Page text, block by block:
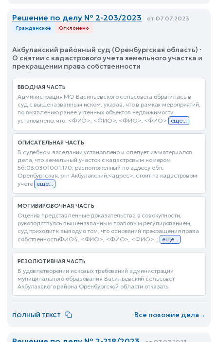
Решение по делу № 2-203/2023 от 07.07.2023
Гражданское Отклонено
Акбулакский районный суд (Оренбургская область) ·
О снятии с кадастрового учета земельного участка и
прекращении права собственности
ВВОДНАЯ ЧАСТЬ
Администрация МО Васильевского сельсовета обратилась в
суд с вышеназванным иском, указав, что в рамках мероприятий,
по выявлению ранее учтенных объектов недвижимости
установлено, что: <ФИО>, <ФИО>, <ФИО>, <ФИО>
еще...
ОПИСАТЕЛЬНАЯ ЧАСТЬ
В судебном заседании установлено и следует из материалов
дела, что земельный участок с кадастровым номером
56:03:0301001:170, расположенный по адресу обл.
Оренбургская, р-н Акбулакский,<адрес>, стоит на кадастровом
учете еще...
МОТИВИРОВОЧНАЯ ЧАСТЬ
Оценив представленные доказательства в совокупности,
руководствуясь вышеназванным правовым регулированием,
суд приходит к выводу о том, что оснований прекращения права
собственностиФИО4, <ФИО>, <ФИО>, <ФИО>..; еще...
РЕЗОЛЮТИВНАЯ ЧАСТЬ
В удовлетворении исковых требований администрации
муниципального образования Васильевский сельсовет
Акбулакского района Оренбургской области отказать
ПОЛНЫЙ ТЕКСТ Все похожие дела→